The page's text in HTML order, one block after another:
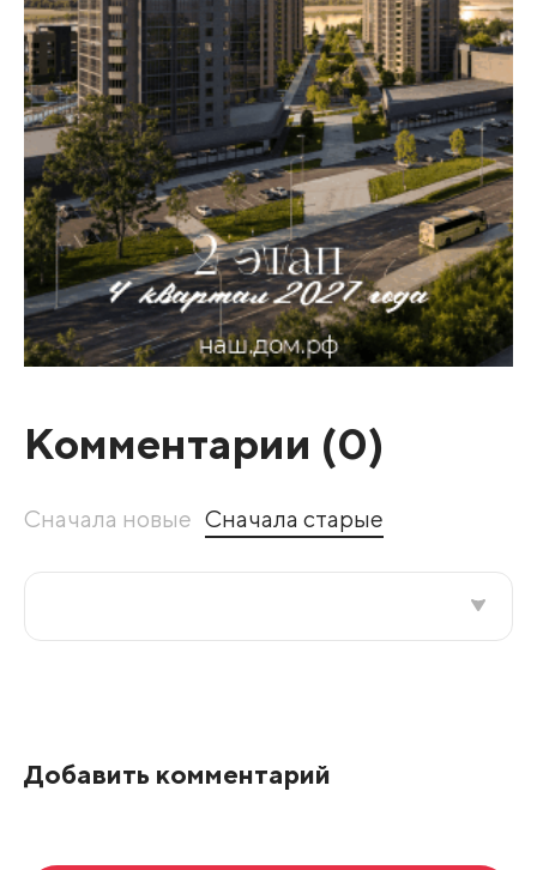
Комментарии (0)
Сначала новые Сначала старые
Добавить комментарий